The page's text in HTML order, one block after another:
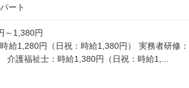
ート
～1,380円
給1,280円（日祝：時給1,380円） 実務者研修
介護福祉士：時給1,380円（日祝：時給1,...